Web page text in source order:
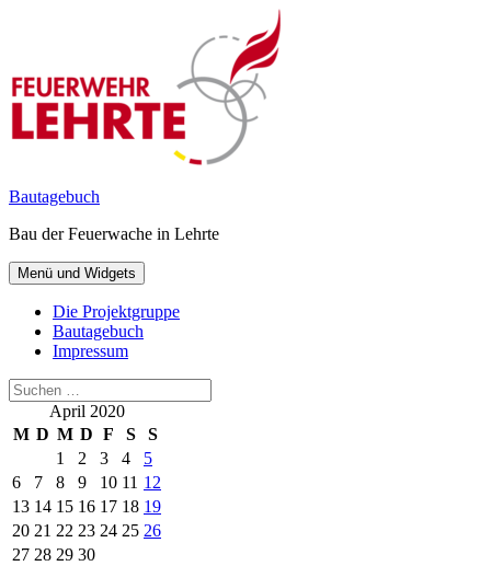
Bautagebuch
Bau der Feuerwache in Lehrte
Menü und Widgets
Die Projektgruppe
Bautagebuch
Impressum
Suchen
nach: April 2020
M D M D F S
S
1
2 3 4
5
6
7 8 9 10 11 12
13 14 15 16 17 18 19
20 21 22 23 24 25 26
27 28 29 30